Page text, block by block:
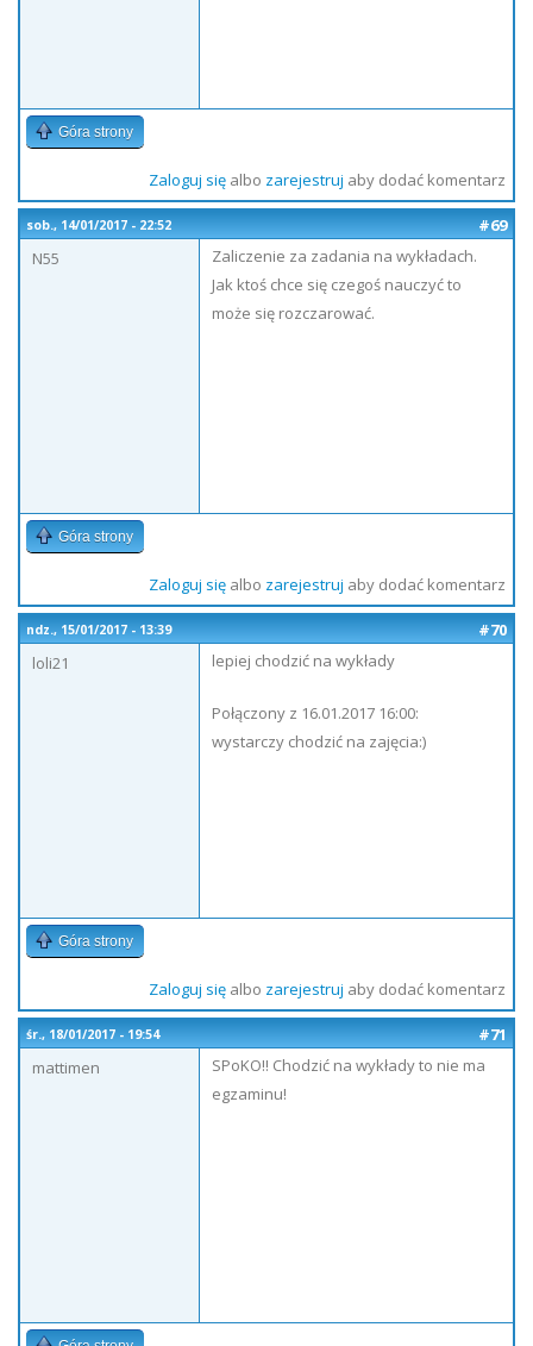
Góra strony
Zaloguj sięalbo zarejestruj aby dodać komentarz
sob., 14/01/2017 - 22:52
#69
N55
Zaliczenie za zadania na wykładach.
Jak ktoś chce się czegoś nauczyć to
może się rozczarować.
Góra strony
Zaloguj sięalbo zarejestruj aby dodać komentarz
ndz., 15/01/2017 - 13:39
#70
loli21
lepiej chodzić na wykłady
Połączony z 16.01.2017 16:00:
wystarczy chodzić na zajęcia:)
Góra strony
Zaloguj sięalbo zarejestruj aby dodać komentarz
śr., 18/01/2017 - 19:54
#71
mattimen
SPoKO!! Chodzić na wykłady to nie ma
egzaminu!